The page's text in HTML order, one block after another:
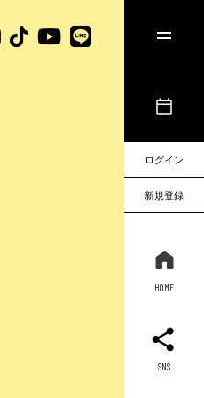
ログイン
新規登録
HOME
SNS